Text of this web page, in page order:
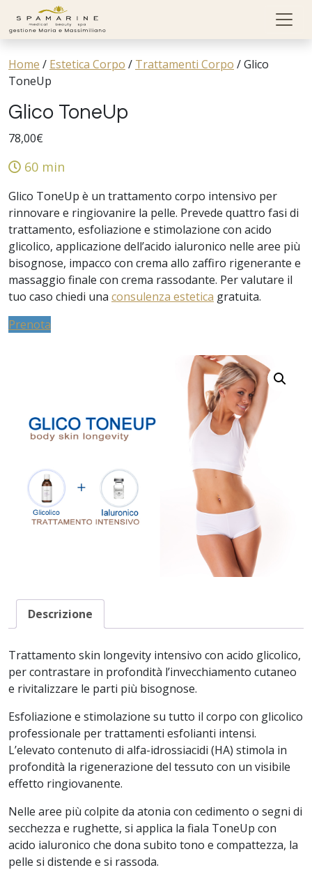
Skip to content
Home / Estetica Corpo / Trattamenti Corpo /Glico
ToneUp
Glico ToneUp
78,00€
60 min
Glico ToneUp è un trattamento corpo intensivo per
rinnovare e ringiovanire la pelle. Prevede quattro fasi di
trattamento, esfoliazione e stimolazione con acido
glicolico, applicazione dell’acido ialuronico nelle aree più
bisognose, impacco con crema allo zaffiro rigenerante e
massaggio finale con crema rassodante. Per valutare il
tuo caso chiedi una consulenza estetica gratuita.
Prenota
Descrizione
Trattamento skin longevity intensivo con acido glicolico,
per contrastare in profondità l’invecchiamento cutaneo
e rivitalizzare le parti più bisognose.
Esfoliazione e stimolazione su tutto il corpo con glicolico
professionale per trattamenti esfolianti intensi.
L’elevato contenuto di alfa-idrossiacidi (HA) stimola in
profondità la rigenerazione del tessuto con un visibile
effetto ringiovanente.
Nelle aree più colpite da atonia con cedimento o segni di
secchezza e rughette, si applica la fiala ToneUp con
acido ialuronico che dona subito tono e compattezza, la
pelle si distende e si rassoda.